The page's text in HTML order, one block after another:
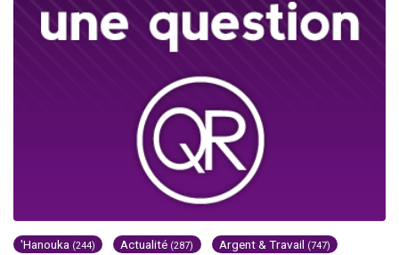
'Hanouka (244) Actualité (287) Argent & Travail (747)